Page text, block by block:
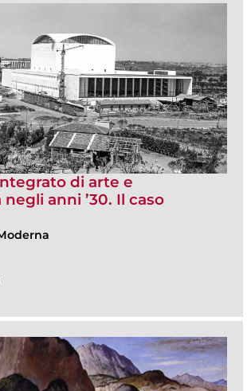
di arte e
anni ’30. Il caso